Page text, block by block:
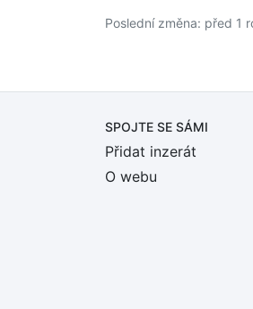
Poslední změna: před 1
SPOJTE SE SÁMI
Přidat inzerát
O webu